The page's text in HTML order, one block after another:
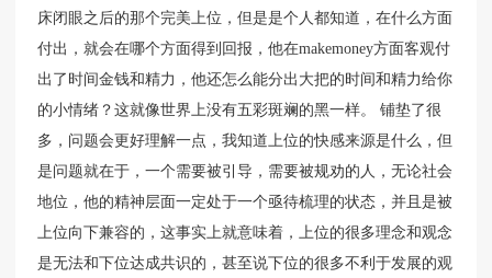
床闭眼之后的那个完美上位，但是是个人都知道，在什么方面
付出，就会在哪个方面得到回报，他在makemoney方面客观付
出了时间金钱和精力，他还怎么能分出大把的时间和精力给你
的小情绪？这就像世界上没有五彩斑斓的黑一样。 铺垫了很
多，问题会更好理解一点，我知道上位的快感来源是什么，但
是问题就在于，一个需要被引导，需要被规劝的人，无论社会
地位，他的精神层面一定处于一个亟待梳理的状态，并且是被
上位向下兼容的，这事实上就意味着，上位的很多理念和观念
是无法和下位达成共识的，甚至说下位的很多不利于发展的观